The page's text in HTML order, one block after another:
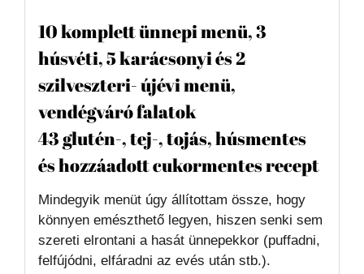
10 komplett ünnepi menü, 3
húsvéti, 5 karácsonyi és 2
szilveszteri- újévi menü,
vendégváró falatok
43 glutén-, tej-, tojás, húsmentes
és hozzáadott cukormentes recept
Mindegyik menüt úgy állítottam össze, hogy
könnyen emészthető legyen, hiszen senki sem
szereti elrontani a hasát ünnepekkor (puffadni,
felfújódni, elfáradni az evés után stb.).